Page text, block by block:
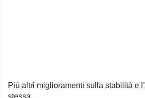
Più altri miglioramenti sulla stabilità e
stessa.